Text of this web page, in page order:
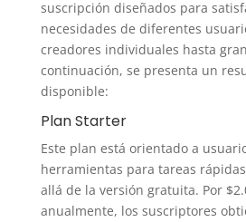
suscripción diseñados para
necesidades de diferentes
creadores individuales hasta
continuación, se presenta un
disponible:
Plan Starter
Este plan está orientado a
herramientas para tareas
allá de la versión gratuita. Por
anualmente, los suscriptores